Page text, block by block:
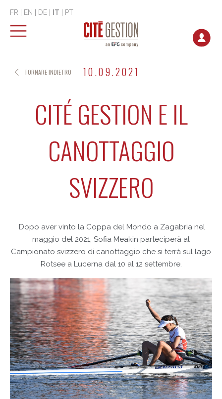
FR EN DE IT PT
10.09.2021
CITÉ GESTION E IL
CANOTTAGGIO
SVIZZERO
Dopo aver vinto la Coppa del Mondo a Zagabria nel
maggio del 2021, Sofia Meakin parteciperà al
Campionato svizzero di canottaggio che si terrà sul lago
Rotsee a Lucerna dal 10 al 12 settembre.
TORNARE INDIETRO